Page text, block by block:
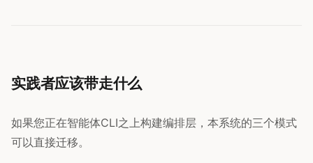
实践者应该带走什么
如果您正在智能体CLI之上构建编排层，本系统的三个模式
可以直接迁移。